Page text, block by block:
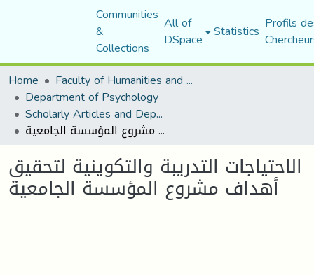
Communities
&
Collections
All of
DSpace Statistics Profils
Home
Faculty of Humanities and Social Sciences
Department of Psychology
Scholarly Articles and Department Publications
الاحتياجات التدريبة والتكوينية لتحقيق أهداف مشروع المؤسسة الجامعية
الاحتياجات التدريبة والتكوينية لتحقيق
أهداف مشروع المؤسسة الجامعية